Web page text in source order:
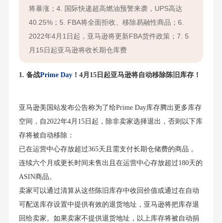
将暴涨；4. 国际快递超高燃油预警来袭，UPS高达
40.25%；5. FBA将全面拒收、移除易融性商品；6.
2022年4月1日起，亚马逊将更新FBA货件政策；7. 5
月15日起亚马逊将收长期仓库费
1. 备战Prime Day！4月15日起亚马逊将自动移除陈旧库存！
亚马逊美国站发布公告称为了给Prime Day库存腾出更多库存
空间，自2022年4月15日起，除非卖家选择退出，否则以下库
存将被自动移除：
已在运营中心存放超过365天且需支付长期仓储费的商品 。
连续六个月或更长时间未售出且在运营中心存放超过180天的
ASIN商品。
卖家可以通过清算从这些陈旧库存中收回价值或通过在自动
可配送库存设置中提供有效的退货地址，亚马逊将把库存退
回给卖家。如果卖家不提供退货地址，以上库存将被自动捐